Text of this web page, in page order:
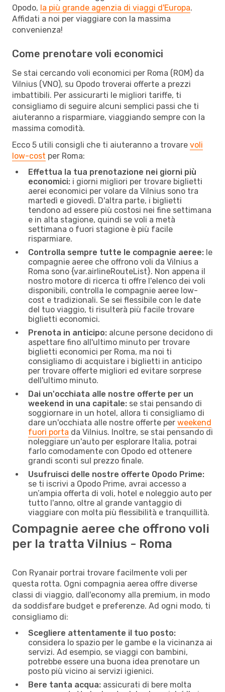
Opodo, la più grande agenzia di viaggi d'Europa.
Affidati a noi per viaggiare con la massima
convenienza!
Come prenotare voli economici
Se stai cercando voli economici per Roma (ROM) da
Vilnius (VNO), su Opodo troverai offerte a prezzi
imbattibili. Per assicurarti le migliori tariffe, ti
consigliamo di seguire alcuni semplici passi che ti
aiuteranno a risparmiare, viaggiando sempre con la
massima comodità.
Ecco 5 utili consigli che ti aiuteranno a trovare voli
low-cost per Roma:
Effettua la tua prenotazione nei giorni più
economici: i giorni migliori per trovare biglietti
aerei economici per volare da Vilnius sono tra
martedì e giovedì. D'altra parte, i biglietti
tendono ad essere più costosi nei fine settimana
e in alta stagione, quindi se voli a metà
settimana o fuori stagione è più facile
risparmiare.
Controlla sempre tutte le compagnie aeree: le
compagnie aeree che offrono voli da Vilnius a
Roma sono {​var.airlineRouteList}. Non appena il
nostro motore di ricerca ti offre l'elenco dei voli
disponibili, controlla le compagnie aeree low-
cost e tradizionali. Se sei flessibile con le date
del tuo viaggio, ti risulterà più facile trovare
biglietti economici.
Prenota in anticipo: alcune persone decidono di
aspettare fino all'ultimo minuto per trovare
biglietti economici per Roma, ma noi ti
consigliamo di acquistare i biglietti in anticipo
per trovare offerte migliori ed evitare sorprese
dell'ultimo minuto.
Dai un'occhiata alle nostre offerte per un
weekend in una capitale: se stai pensando di
soggiornare in un hotel, allora ti consigliamo di
dare un'occhiata alle nostre offerte per weekend
fuori porta da Vilnius. Inoltre, se stai pensando di
noleggiare un'auto per esplorare Italia, potrai
farlo comodamente con Opodo ed ottenere
grandi sconti sul prezzo finale.
Usufruisci delle nostre offerte Opodo Prime:
se ti iscrivi a Opodo Prime, avrai accesso a
un’ampia offerta di voli, hotel e noleggio auto per
tutto l'anno, oltre al grande vantaggio di
viaggiare con molta più flessibilità e tranquillità.
Compagnie aeree che offrono voli
per la tratta Vilnius - Roma
Con Ryanair portrai trovare facilmente voli per
questa rotta. Ogni compagnia aerea offre diverse
classi di viaggio, dall'economy alla premium, in modo
da soddisfare budget e preferenze. Ad ogni modo, ti
consigliamo di:
Scegliere attentamente il tuo posto:
considera lo spazio per le gambe e la vicinanza ai
servizi. Ad esempio, se viaggi con bambini,
potrebbe essere una buona idea prenotare un
posto più vicino ai servizi igienici.
Bere tanta acqua: assicurati di bere molta